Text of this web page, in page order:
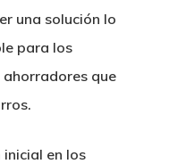
una solución lo
para los
que
en los